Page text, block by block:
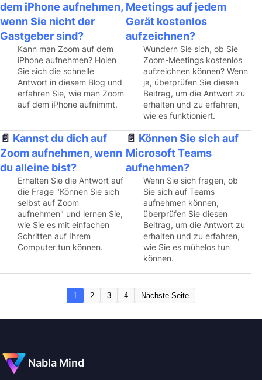
dem iPhone aufnehmen,
wenn Sie nicht der
Gastgeber sind?
Kann man Zoom auf dem
iPhone aufnehmen? Holen
Sie sich die schnelle
Antwort in diesem Blog und
erfahren Sie, wie man Zoom
auf dem iPhone aufnimmt.
Meetings auf jedem
Gerät kostenlos
aufzeichnen?
Wundern Sie sich, ob Sie
Zoom-Meetings kostenlos
aufzeichnen können? Wenn
ja, überprüfen Sie diesen
Beitrag, um die Antwort zu
erhalten und zu erfahren,
wie es funktioniert.
Kannst du dich auf
Zoom aufnehmen, wenn
du alleine bist?
Erhalten Sie die Antwort auf
die Frage "Können Sie sich
selbst auf Zoom
aufnehmen" und lernen Sie,
wie Sie es mit einfachen
Schritten auf Ihrem
Computer tun können.
Können Sie sich auf
Microsoft Teams
aufnehmen?
Wenn Sie sich fragen, ob
Sie sich auf Teams
aufnehmen können,
überprüfen Sie diesen
Beitrag, um die Antwort zu
erhalten und zu erfahren,
wie Sie es mühelos tun
können.
1 2 3 4 Nächste Seite
Nabla Mind